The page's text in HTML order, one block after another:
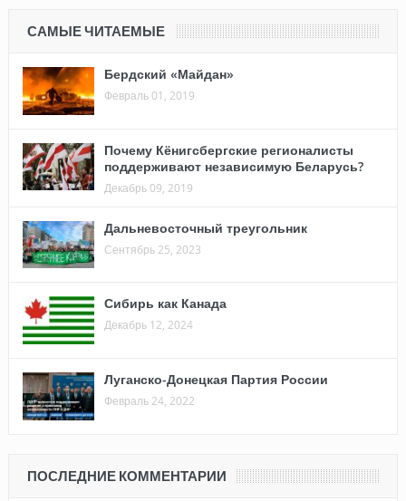
САМЫЕ ЧИТАЕМЫЕ
Бердский «Майдан»
Февраль 01, 2019
Почему Кёнигсбергские регионалисты
поддерживают независимую Беларусь?
Декабрь 09, 2019
Дальневосточный треугольник
Сентябрь 25, 2023
Сибирь как Канада
Декабрь 12, 2024
Луганско-Донецкая Партия России
Февраль 24, 2022
ПОСЛЕДНИЕ КОММЕНТАРИИ